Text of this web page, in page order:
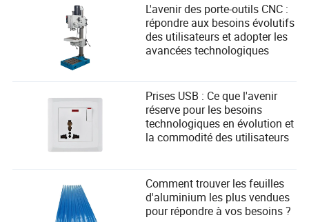
L'avenir des porte-outils CNC :
répondre aux besoins évolutifs
des utilisateurs et adopter les
avancées technologiques
Prises USB : Ce que l'avenir
réserve pour les besoins
technologiques en évolution et
la commodité des utilisateurs
Comment trouver les feuilles
d'aluminium les plus vendues
pour répondre à vos besoins ?